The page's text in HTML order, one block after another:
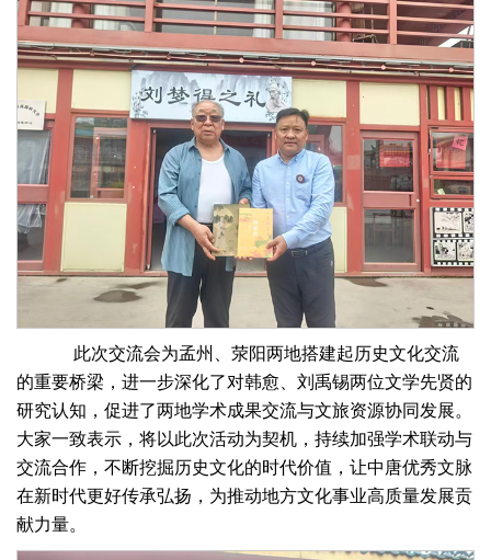
此次交流会为孟州、荥阳两地搭建起历史文化交流
的重要桥梁，进一步深化了对韩愈、刘禹锡两位文学先贤的
研究认知，促进了两地学术成果交流与文旅资源协同发展。
大家一致表示，将以此次活动为契机，持续加强学术联动与
交流合作，不断挖掘历史文化的时代价值，让中唐优秀文脉
在新时代更好传承弘扬，为推动地方文化事业高质量发展贡
献力量。